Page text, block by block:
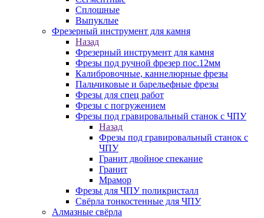
Сплошные
Выпуклые
Фрезерный инструмент для камня
Назад
Фрезерный инструмент для камня
Фрезы под ручной фрезер пос.12мм
Калибровочные, каннелюрные фрезы
Пальчиковые и барельефные фрезы
Фрезы для спец работ
Фрезы с погружением
Фрезы под гравировальный станок с ЧПУ
Назад
Фрезы под гравировальный станок с
ЧПУ
Гранит двойное спекание
Гранит
Мрамор
Фрезы для ЧПУ поликристалл
Свёрла тонкостенные для ЧПУ
Алмазные свёрла